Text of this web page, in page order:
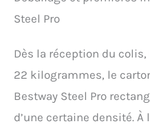
Steel Pro
Dès la réception du
22 kilogrammes, le
Bestway Steel Pro
d’une certaine densité.